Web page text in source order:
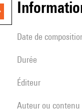
date de
durée
éditeur
Auteur ou